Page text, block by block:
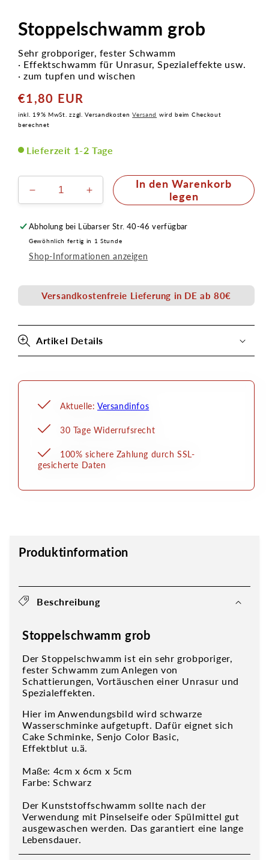
Stoppelschwamm grob
Sehr grobporiger, fester Schwamm
· Effektschwamm für Unrasur, Spezialeffekte usw.
· zum tupfen und wischen
Normaler
Preis
€1,80 EUR
inkl. 19% MwSt. zzgl. VersandkostenVersand wird beim Checkout
berechnet
Lieferzeit 1-2 Tage
Verringere
die
Menge
für
Stoppelschwamm
grob
Erhöhe
die
Menge
für
Stoppelschwamm
grob
In den Warenkorb
legen
Abholung bei Lübarser Str. 40-46 verfügbar
Gewöhnlich fertig in 1 Stunde
Shop-Informationen anzeigen
Versandkostenfreie Lieferung in DE ab 80€
Artikel Details
Aktuelle: Versandinfos
30 Tage Widerrufsrecht
100% sichere Zahlung durch SSL-
gesicherte Daten
Produktinformation
Beschreibung
Stoppelschwamm grob
Der Stoppelschwamm ist ein sehr grobporiger,
fester Schwamm zum Anlegen von
Schattierungen, Vortäuschen einer Unrasur und
Spezialeffekten.
Hier im Anwendungsbild wird schwarze
Wasserschminke aufgetupft. Dafür eignet sich
Cake Schminke, Senjo Color Basic,
Effektblut u.ä.
Maße: 4cm x 6cm x 5cm
Farbe: Schwarz
Der Kunststoffschwamm sollte nach der
Verwendung mit Pinselseife oder Spülmittel gut
ausgewaschen werden. Das garantiert eine lange
Lebensdauer.